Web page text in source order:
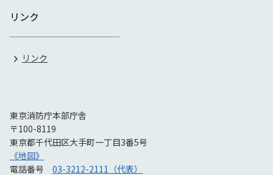
リンク
リンク
東京消防庁本部庁舎
〒100-8119
東京都千代田区大手町一丁目3番5号
《地図》
電話番号 03-3212-2111（代表）